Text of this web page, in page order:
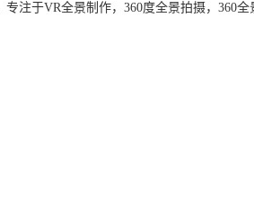
注于VR全景制作，360度全景拍摄，360全